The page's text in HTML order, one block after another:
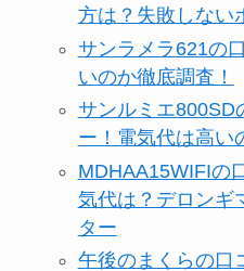
方は？失敗しない
サンラメラ621の
いのか徹底調査！
サンルミエ800SD
ー！電気代は高い
MDHAA15WIFIの
気代は？デロンギ
ター
午後のまくらの口